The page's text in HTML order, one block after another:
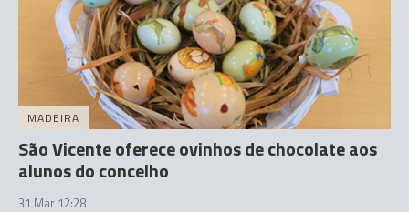
MADEIRA
São Vicente oferece ovinhos de chocolate aos
alunos do concelho
31 Mar 12:28